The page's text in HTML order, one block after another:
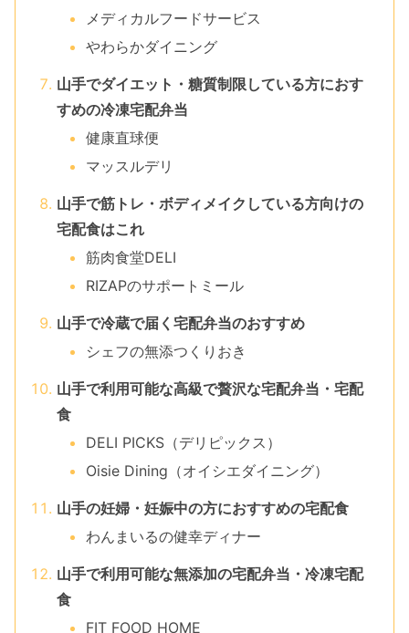
メディカルフードサービス
やわらかダイニング
山手でダイエット・糖質制限している方におす
すめの冷凍宅配弁当
健康直球便
マッスルデリ
山手で筋トレ・ボディメイクしている方向けの
宅配食はこれ
筋肉食堂DELI
RIZAPのサポートミール
山手で冷蔵で届く宅配弁当のおすすめ
シェフの無添つくりおき
山手で利用可能な高級で贅沢な宅配弁当・宅配
食
DELI PICKS（デリピックス）
Oisie Dining（オイシエダイニング）
山手の妊婦・妊娠中の方におすすめの宅配食
わんまいるの健幸ディナー
山手で利用可能な無添加の宅配弁当・冷凍宅配
食
FIT FOOD HOME